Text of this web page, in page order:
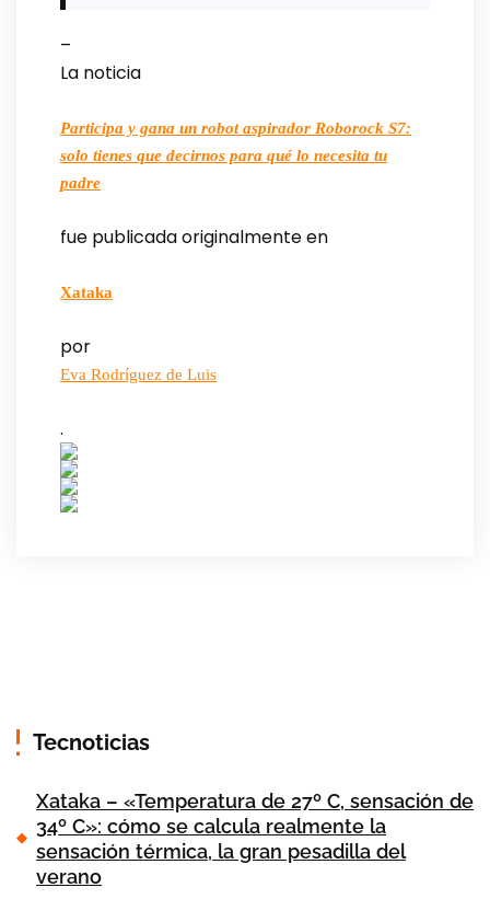
–
La noticia
Participa y gana un robot aspirador Roborock S7:
solo tienes que decirnos para qué lo necesita tu
padre
fue publicada originalmente en
Xataka
por
Eva Rodríguez de Luis
.
Tecnoticias
Xataka – «Temperatura de 27º C, sensación de
34º C»: cómo se calcula realmente la
sensación térmica, la gran pesadilla del
verano